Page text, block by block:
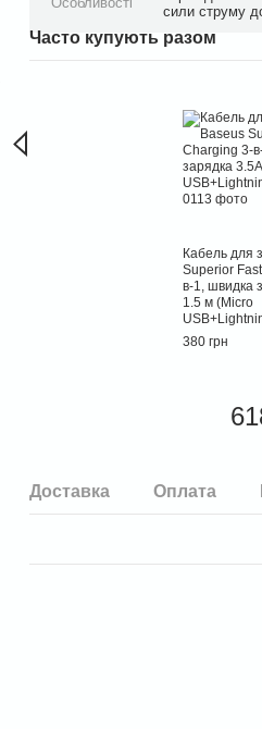
сили струму
Часто купують разом
Кабель для
Superior
в-1, швидка
1.5 м (Micro
380 грн
Доставка Оплата